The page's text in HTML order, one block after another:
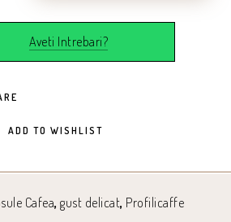
Aveti Intrebari?
ADD TO WISHLIST
Cafea, gust delicat, Profilicaffe